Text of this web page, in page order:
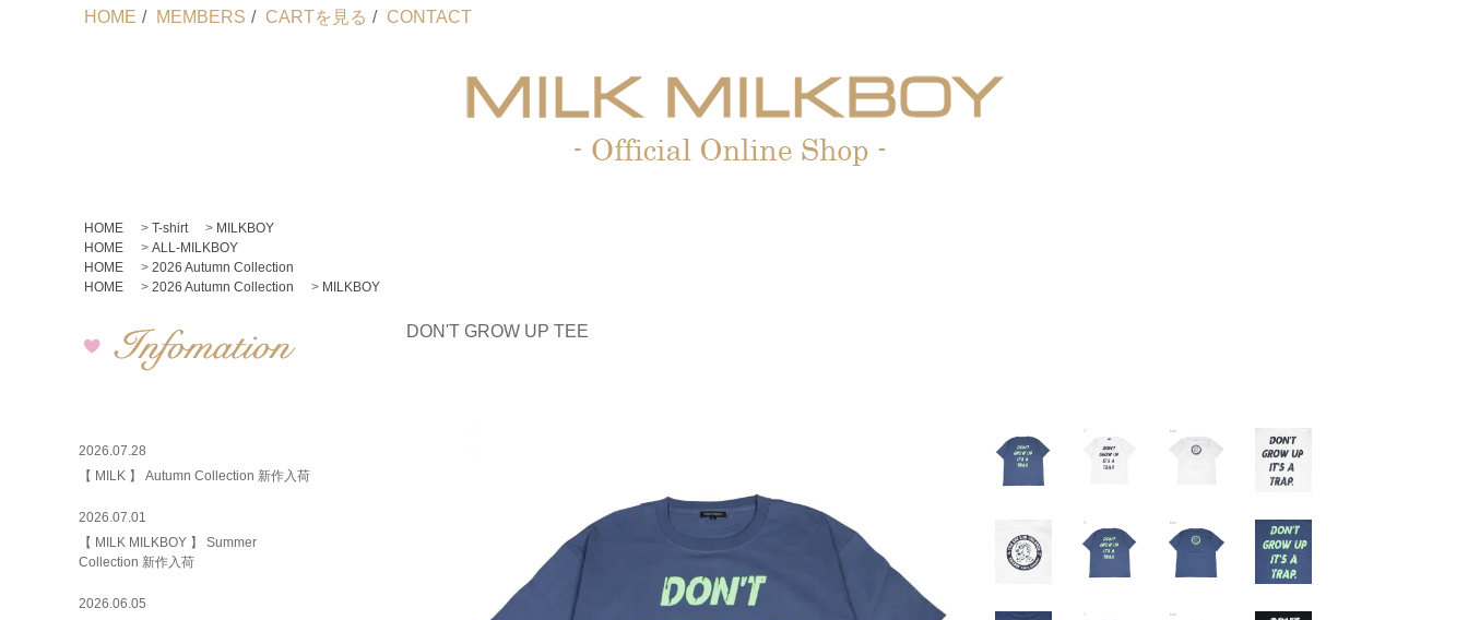
HOME / MEMBERS / CARTを見る / CONTACT
HOME > T-shirt > MILKBOY
HOME
> ALL-MILKBOY
HOME
> 2026 Autumn Collection
HOME
> 2026 Autumn Collection > MILKBOY
2026.07.28
【 MILK 】 Autumn Collection 新作入荷
2026.07.01
【 MILK MILKBOY 】 Summer
Collection 新作入荷
2026.06.05
DON'T GROW UP TEE